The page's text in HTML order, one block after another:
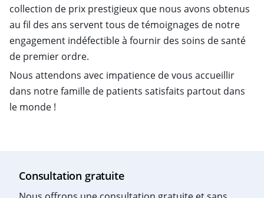
collection de prix prestigieux que nous avons obtenus
au fil des ans servent tous de témoignages de notre
engagement indéfectible à fournir des soins de santé
de premier ordre.
Nous attendons avec impatience de vous accueillir
dans notre famille de patients satisfaits partout dans
le monde !
Consultation gratuite